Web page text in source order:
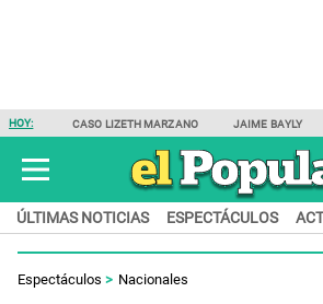
HOY: CASO LIZETH MARZANO JAIME BAYLY
ÚLTIMAS NOTICIAS ESPECTÁCULOS
Espectáculos Nacionales